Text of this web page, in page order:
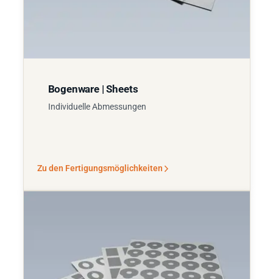
Bogenware | Sheets
Individuelle Abmessungen
Zu den Fertigungsmöglichkeiten